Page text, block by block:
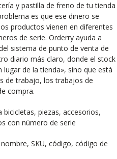
y pastilla de freno de tu tienda
es que ese dinero se
productos vienen en diferentes
de serie. Orderry ayuda a
sistema de punto de venta de
diario más claro, donde el stock
de la tienda», sino que está
de trabajo, los trabajos de
compra.
piezas, accesorios,
con número de serie
SKU, código, código de